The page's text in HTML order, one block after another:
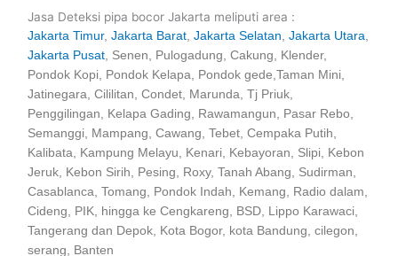
Jasa Deteksi pipa bocor Jakarta meliputi area :
Jakarta Timur,Jakarta Barat,Jakarta Selatan,Jakarta Utara,
Jakarta Pusat, Senen, Pulogadung, Cakung, Klender,
Pondok Kopi, Pondok Kelapa, Pondok gede,Taman Mini,
Jatinegara, Cililitan, Condet, Marunda, Tj Priuk,
Penggilingan, Kelapa Gading, Rawamangun, Pasar Rebo,
Semanggi, Mampang, Cawang, Tebet, Cempaka Putih,
Kalibata, Kampung Melayu, Kenari, Kebayoran, Slipi, Kebon
Jeruk, Kebon Sirih, Pesing, Roxy, Tanah Abang, Sudirman,
Casablanca, Tomang, Pondok Indah, Kemang, Radio dalam,
Cideng, PIK, hingga ke Cengkareng, BSD, Lippo Karawaci,
Tangerang dan Depok, Kota Bogor, kota Bandung, cilegon,
serang, Banten